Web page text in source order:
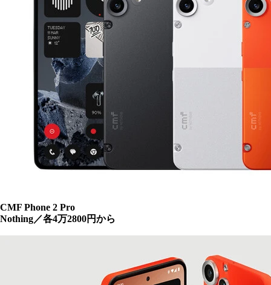
CMF Phone 2 Pro
Nothing／各4万2800円から